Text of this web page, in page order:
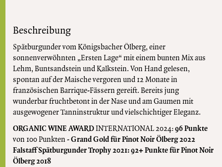
Beschreibung
Spätburgunder vom Königsbacher Ölberg, einer
sonnenverwöhnten „Ersten Lage“ mit einem bunten Mix aus
Lehm, Buntsandstein und Kalkstein. Von Hand gelesen,
spontan auf der Maische vergoren und 12 Monate in
französischen Barrique-Fässern gereift. Bereits jung
wunderbar fruchtbetont in der Nase und am Gaumen mit
ausgewogener Tanninstruktur und vielschichtiger Eleganz.
ORGANIC WINE AWARDINTERNATIONAL 2024:96 Punkte
von 100 Punkten -Grand Gold für Pinot Noir Ölberg 2022
Falstaff Spätburgunder Trophy 2021: 92+ Punkte für Pinot Noir
Ölberg 2018